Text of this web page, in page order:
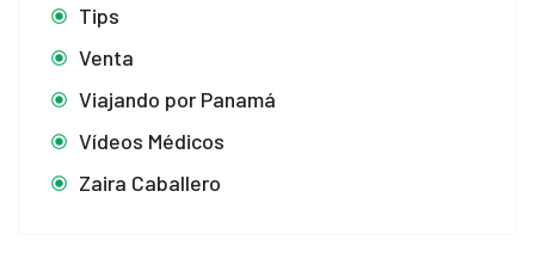
Tips
Venta
Viajando por Panamá
Vídeos Médicos
Zaira Caballero